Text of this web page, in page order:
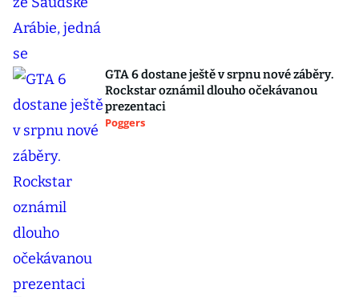
GTA 6 dostane ještě v srpnu nové záběry.
Rockstar oznámil dlouho očekávanou
prezentaci
Poggers